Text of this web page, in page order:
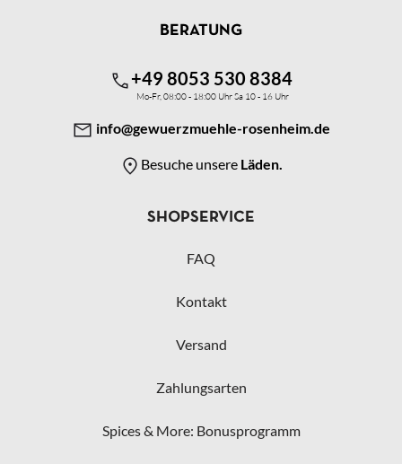
BERATUNG
+49 8053 530 8384
Mo-Fr, 08:00 - 18:00 Uhr Sa 10 - 16 Uhr
info@gewuerzmuehle-rosenheim.de
Besuche unsere Läden.
SHOPSERVICE
FAQ
Kontakt
Versand
Zahlungsarten
Spices & More: Bonusprogramm